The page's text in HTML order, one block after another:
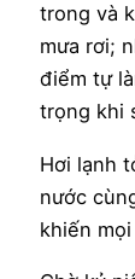
trong và
mưa rơi;
điểm tự
trọng khi
Hơi lạnh
nước
khiến